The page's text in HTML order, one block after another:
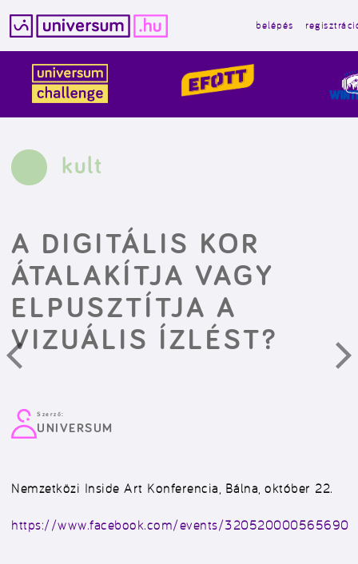
tartalomba
belépés
kult
A DIGITÁLIS KOR
ÁTALAKÍTJA VAGY
ELPUSZTÍTJA A
VIZUÁLIS ÍZLÉST?
Szerző:
UNIVERSUM
Nemzetközi Inside Art Konferencia, Bálna, október 22.
https://www.facebook.com/events/320520000565690